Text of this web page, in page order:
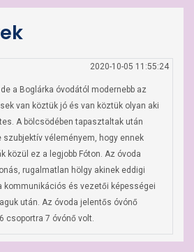
2020-10-05 11:55:24
a Boglárka óvodától modernebb az
van köztük jó és van köztük olyan aki
A bölcsödében tapasztaltak után
véleményem, hogy ennek
közül ez a legjobb Fóton. Az óvoda
rugalmatlan hölgy akinek eddigi
kommunikációs és vezetői képességei
után. Az óvoda jelentős óvónő
csoportra 7 óvónő volt.